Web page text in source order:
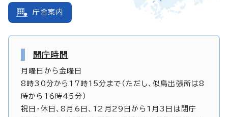
庁舎案内
開庁時間
月曜日から金曜日
8時30分から17時15分まで（ただし、似島出張所は8
時から16時45分）
祝日・休日、8月6日、12月29日から1月3日は閉庁